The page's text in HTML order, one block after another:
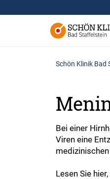
Schön Klinik Bad
Bei einer
Viren eine
Lesen Sie